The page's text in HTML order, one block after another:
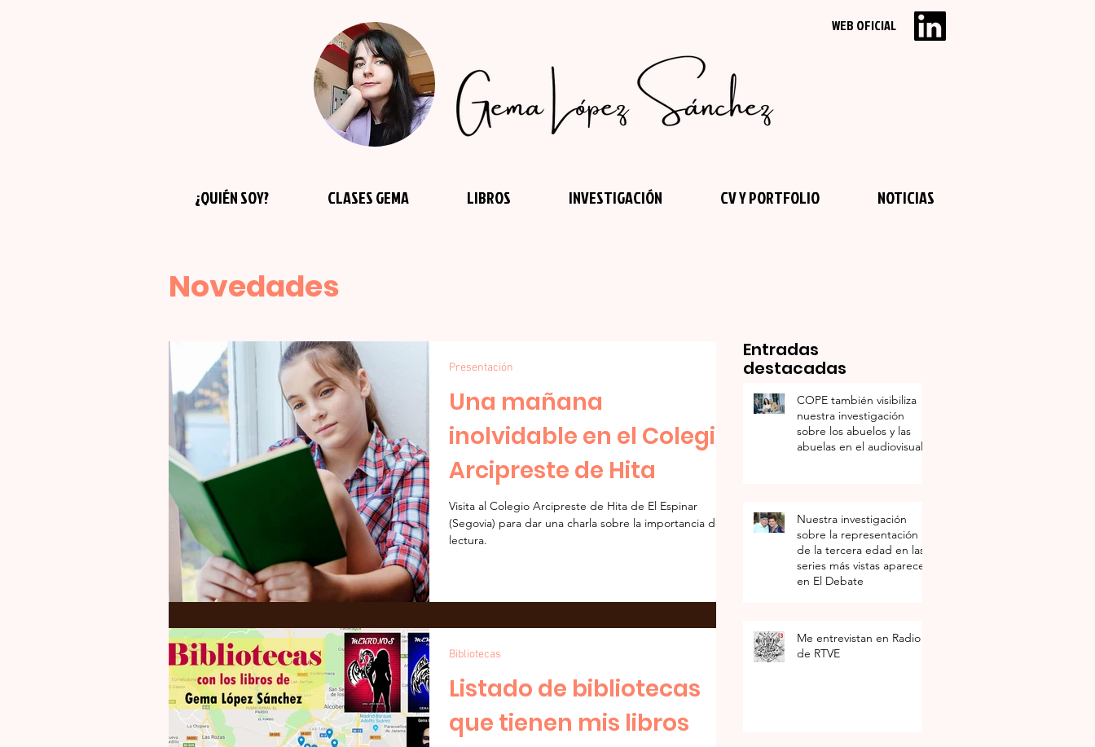
WEB OFICIAL
¿QUIÉN SOY? CLASES GEMA LIBROS INVESTIGACIÓN CV Y PORTFOLIO NOTICIAS
Novedades
Una mañana
inolvidable en el Colegio
Arcipreste de Hita
Visita al Colegio Arcipreste de Hita de El Espinar
(Segovia) para dar una charla sobre la importancia de la
lectura.
Presentación
Listado de bibliotecas
que tienen mis libros
Bibliotecas
Entradas
destacadas
COPE también visibiliza
nuestra investigación
sobre los abuelos y las
abuelas en el audiovisual
Nuestra investigación
sobre la representación
de la tercera edad en las
series más vistas aparece
en El Debate
Me entrevistan en Radio 3
de RTVE